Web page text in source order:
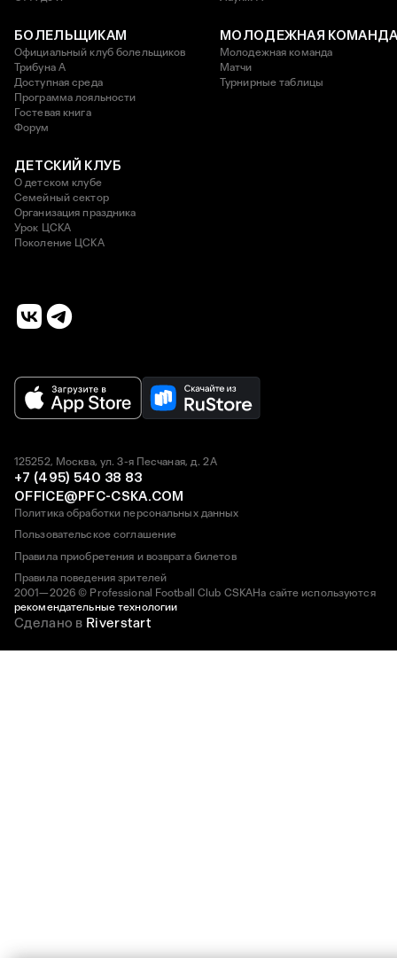
БОЛЕЛЬЩИКАМ
Официальный клуб болельщиков
Трибуна А
Доступная среда
Программа лояльности
Гостевая книга
Форум
МОЛОДЕЖНАЯ
Молодежная команда
Матчи
Турнирные таблицы
ДЕТСКИЙ КЛУБ
О детском клубе
Семейный сектор
Организация праздника
Урок ЦСКА
Поколение ЦСКА
2001—2026 © Professional Football Club CSKAНа сайте используются
рекомендательные технологии
125252, Москва, ул. 3-я Песчаная, д. 2А
+7 (495) 540 38 83
OFFICE@PFC-CSKA.COM
Политика обработки персональных данных
Пользовательское соглашение
Правила приобретения и возврата билетов
Правила поведения зрителей
Сделано в Riverstart